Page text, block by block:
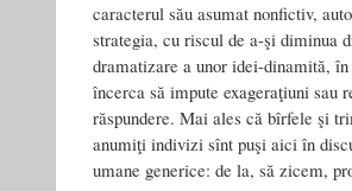
caracterul său asumat nonfictiv,
strategia, cu riscul de a-şi diminua
dramatizare a unor idei-dinamită,
încerca să impute exageraţiuni sau
răspundere. Mai ales că bîrfele şi
anumiţi indivizi sînt puşi aici în
umane generice: de la, să zicem,